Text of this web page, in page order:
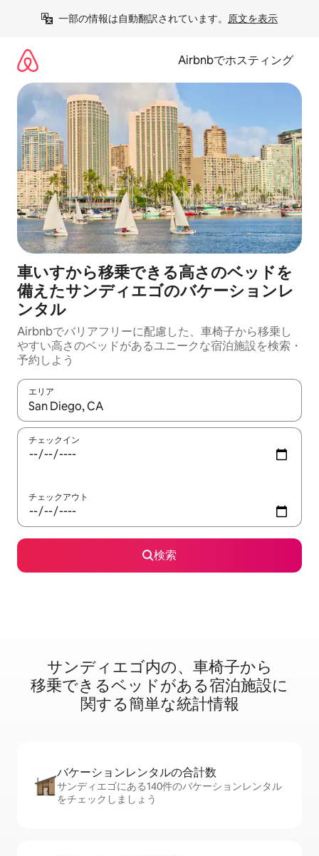
一部の情報は自動翻訳されています。 原文を表示
Airbnbでホスティング
車いすから移乗できる高さのベッドを
備えたサンディエゴのバケーションレ
ンタル
Airbnbでバリアフリーに配慮した、車椅子から移乗し
やすい高さのベッドがあるユニークな宿泊施設を検索・
予約しよう
エリア
検索結果が表示されたら、上下の矢印キーを使って移動するか
チェックイン
チェックアウト
検索
サンディエゴ内⁠の⁠、車⁠椅⁠子⁠か⁠ら
移⁠乗⁠で⁠き⁠るベ⁠ッ⁠ド⁠が⁠あ⁠る宿⁠泊⁠施⁠設⁠に
関⁠す⁠る簡⁠単⁠な統⁠計⁠情⁠報
バケーションレ⁠ン⁠タ⁠ル⁠の合⁠計⁠数
サンディエゴにある140件のバケーションレンタル
をチェックしましょう